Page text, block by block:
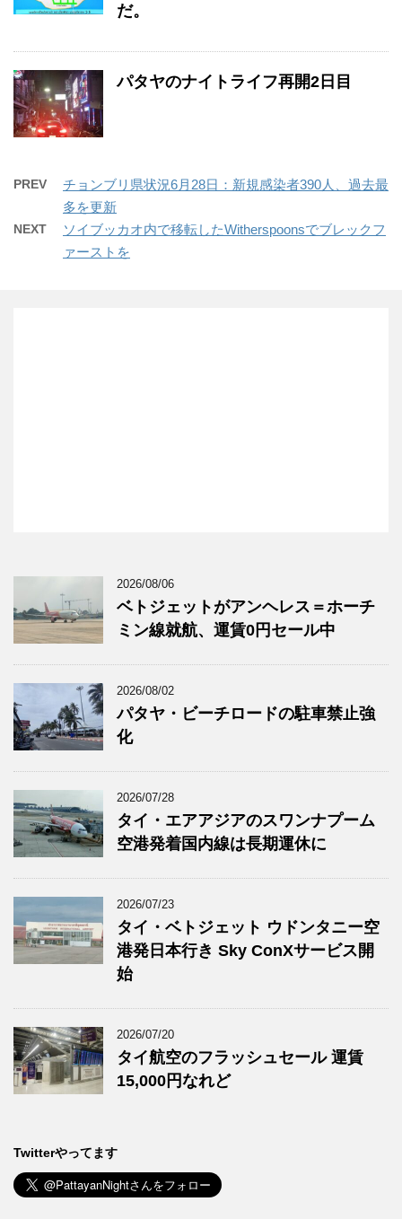
だ。
パタヤのナイトライフ再開2日目
PREV
チョンブリ県状況6月28日：新規感染者390人、過去最
多を更新
NEXT
ソイブッカオ内で移転したWitherspoonsでブレックフ
ァーストを
2026/08/06
ベトジェットがアンヘレス＝ホーチ
ミン線就航、運賃0円セール中
2026/08/02
パタヤ・ビーチロードの駐車禁止強
化
2026/07/28
タイ・エアアジアのスワンナプーム
空港発着国内線は長期運休に
2026/07/23
タイ・ベトジェット ウドンタニー空
港発日本行き Sky ConXサービス開
始
2026/07/20
タイ航空のフラッシュセール 運賃
15,000円なれど
Twitterやってます